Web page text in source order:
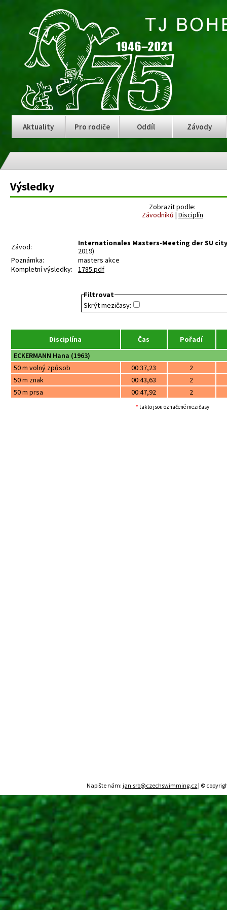
Aktuality Pro rodiče Oddíl Závody
Výsledky
Zobrazit podle:
Závodníků | Disciplín
Závod:
Internationales Masters-Meeting der SU
2019)
Poznámka:
masters akce
Kompletní výsledky:
1785.pdf
Filtrovat
Skrýt mezičasy:
Disciplína Čas
Pořadí
ECKERMANN Hana (1963)
50 m volný způsob
00:37,23
2
50 m znak
00:43,63
2
50 m prsa
00:47,92 2
* takto jsou označené mezičasy
Napište nám:jan.srb@czechswimming.cz| ©